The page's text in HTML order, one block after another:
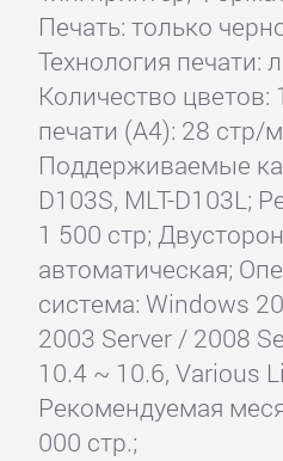
Печать: только
Технология печати:
Количество цветов:
печати (А4): 28 стр/
Поддерживаемые
D103S, MLT-D103L;
1 500 стр;
автоматическая;
система: Windows
2003 Server / 2008
10.4 ~ 10.6, Various
Рекомендуемая
000 стр.;